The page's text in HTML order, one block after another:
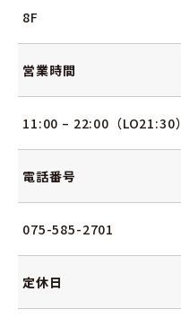
8F
営業時間
11:00 – 22:00（LO21:30）
電話番号
075-585-2701
定休日